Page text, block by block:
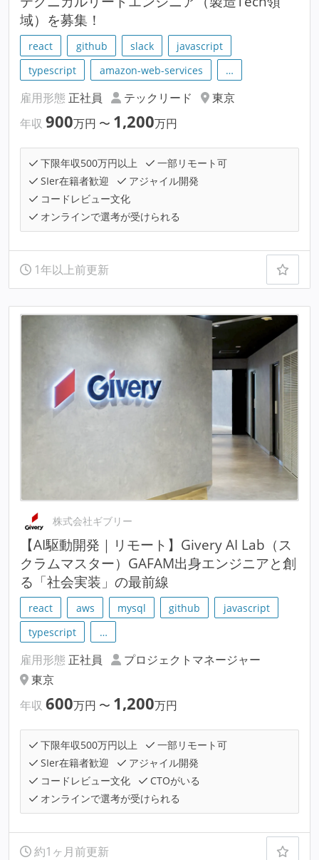
域）を募集！
react github slack
javascript
typescript
amazon-web-services …
雇用形態 正社員 テックリード
東京
年収 900万円 〜 1,200万円
下限年収500万円以上
一部リモート可
SIer在籍者歓迎
アジャイル開発
コードレビュー文化
オンラインで選考が受けられる
1年以上前更新
株式会社ギブリー
【AI駆動開発｜リモート】Givery AI Lab（ス
クラムマスター）GAFAM出身エンジニアと創
る「社会実装」の最前線
react aws mysql github
javascript
typescript
…
雇用形態 正社員
プロジェクトマネージャー
東京
年収 600万円 〜 1,200万円
下限年収500万円以上
一部リモート可
SIer在籍者歓迎
アジャイル開発
コードレビュー文化
CTOがいる
オンラインで選考が受けられる
約1ヶ月前更新